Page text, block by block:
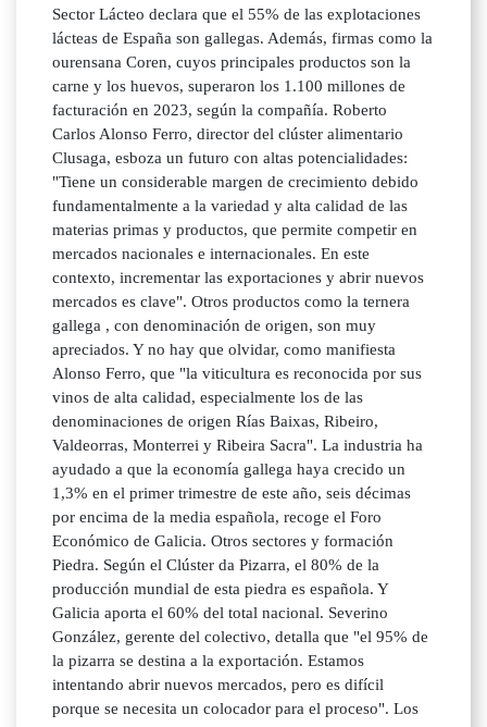
Sector Lácteo declara que el 55% de las explotaciones
lácteas de España son gallegas. Además, firmas como la
ourensana Coren, cuyos principales productos son la
carne y los huevos, superaron los 1.100 millones de
facturación en 2023, según la compañía. Roberto
Carlos Alonso Ferro, director del clúster alimentario
Clusaga, esboza un futuro con altas potencialidades:
"Tiene un considerable margen de crecimiento debido
fundamentalmente a la variedad y alta calidad de las
materias primas y productos, que permite competir en
mercados nacionales e internacionales. En este
contexto, incrementar las exportaciones y abrir nuevos
mercados es clave". Otros productos como la ternera
gallega , con denominación de origen, son muy
apreciados. Y no hay que olvidar, como manifiesta
Alonso Ferro, que "la viticultura es reconocida por sus
vinos de alta calidad, especialmente los de las
denominaciones de origen Rías Baixas, Ribeiro,
Valdeorras, Monterrei y Ribeira Sacra". La industria ha
ayudado a que la economía gallega haya crecido un
1,3% en el primer trimestre de este año, seis décimas
por encima de la media española, recoge el Foro
Económico de Galicia. Otros sectores y formación
Piedra. Según el Clúster da Pizarra, el 80% de la
producción mundial de esta piedra es española. Y
Galicia aporta el 60% del total nacional. Severino
González, gerente del colectivo, detalla que "el 95% de
la pizarra se destina a la exportación. Estamos
intentando abrir nuevos mercados, pero es difícil
porque se necesita un colocador para el proceso". Los